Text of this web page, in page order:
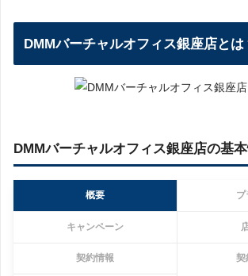
DMMバーチャルオフィス銀座店とは
DMMバーチャルオフィス銀座店の基
概要 プ
キャンペーン
契約情報 契